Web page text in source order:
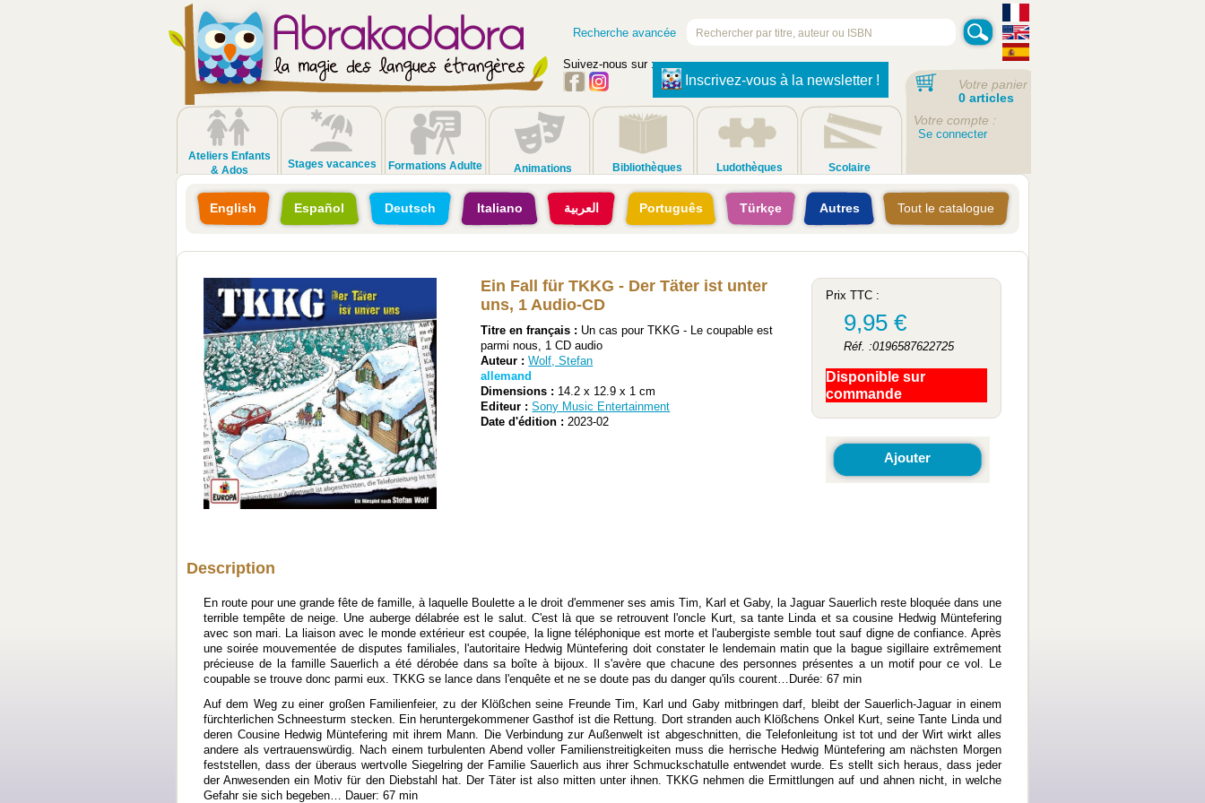
Recherche avancée
Suivez-nous sur :
Inscrivez-vous à la newsletter !
Ateliers Enfants
& Ados
Stages vacances Formations Adulte Animations Bibliothèques Ludothèques Scolaire
Votre panier
0 articles
Votre compte :
Se connecter
English Español Deutsch Italiano العربية Português Türkçe Autres Tout le catalogue
Ein Fall für TKKG - Der Täter ist unter
uns, 1 Audio-CD
Titre en français : Un cas pour TKKG - Le coupable est
parmi nous, 1 CD audio
Auteur :Wolf, Stefan
allemand
Dimensions : 14.2 x 12.9 x 1 cm
Editeur :Sony Music Entertainment
Date d'édition : 2023-02
Prix TTC :
9,95 €
Réf. :0196587622725
Disponible sur
commande
Ajouter
Description
En route pour une grande fête de famille, à laquelle Boulette a le droit d'emmener ses amis Tim, Karl et Gaby, la Jaguar Sauerlich reste bloquée dans une
terrible tempête de neige. Une auberge délabrée est le salut. C'est là que se retrouvent l'oncle Kurt, sa tante Linda et sa cousine Hedwig Müntefering
avec son mari. La liaison avec le monde extérieur est coupée, la ligne téléphonique est morte et l'aubergiste semble tout sauf digne de confiance. Après
une soirée mouvementée de disputes familiales, l'autoritaire Hedwig Müntefering doit constater le lendemain matin que la bague sigillaire extrêmement
précieuse de la famille Sauerlich a été dérobée dans sa boîte à bijoux. Il s'avère que chacune des personnes présentes a un motif pour ce vol. Le
coupable se trouve donc parmi eux. TKKG se lance dans l'enquête et ne se doute pas du danger qu'ils courent…Durée: 67 min
Auf dem Weg zu einer großen Familienfeier, zu der Klößchen seine Freunde Tim, Karl und Gaby mitbringen darf, bleibt der Sauerlich-Jaguar in einem
fürchterlichen Schneesturm stecken. Ein heruntergekommener Gasthof ist die Rettung. Dort stranden auch Klößchens Onkel Kurt, seine Tante Linda und
deren Cousine Hedwig Müntefering mit ihrem Mann. Die Verbindung zur Außenwelt ist abgeschnitten, die Telefonleitung ist tot und der Wirt wirkt alles
andere als vertrauenswürdig. Nach einem turbulenten Abend voller Familienstreitigkeiten muss die herrische Hedwig Müntefering am nächsten Morgen
feststellen, dass der überaus wertvolle Siegelring der Familie Sauerlich aus ihrer Schmuckschatulle entwendet wurde. Es stellt sich heraus, dass jeder
der Anwesenden ein Motiv für den Diebstahl hat. Der Täter ist also mitten unter ihnen. TKKG nehmen die Ermittlungen auf und ahnen nicht, in welche
Gefahr sie sich begeben… Dauer: 67 min